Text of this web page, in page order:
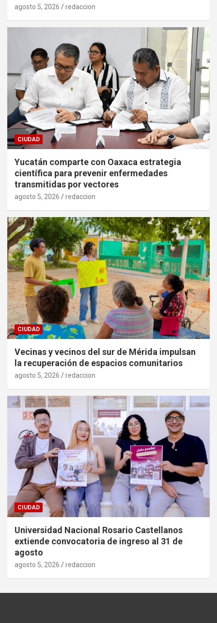
agosto 5, 2026 redaccion
CIUDAD
Yucatán comparte con Oaxaca estrategia
científica para prevenir enfermedades
transmitidas por vectores
agosto 5, 2026 redaccion
CIUDAD
Vecinas y vecinos del sur de Mérida impulsan
la recuperación de espacios comunitarios
agosto 5, 2026 redaccion
CIUDAD
Universidad Nacional Rosario Castellanos
extiende convocatoria de ingreso al 31 de
agosto
agosto 5, 2026 redaccion